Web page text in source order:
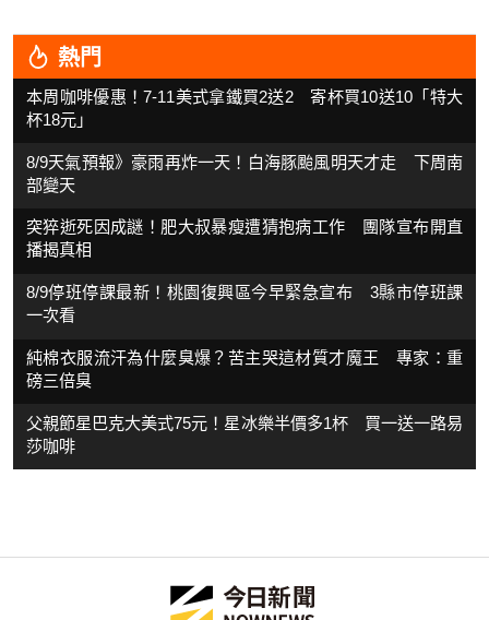
熱門
本周咖啡優惠！7-11美式拿鐵買2送2 寄杯買10送10「特大
杯18元」
8/9天氣預報》豪雨再炸一天！白海豚颱風明天才走 下周南
部變天
突猝逝死因成謎！肥大叔暴瘦遭猜抱病工作 團隊宣布開直
播揭真相
8/9停班停課最新！桃園復興區今早緊急宣布 3縣市停班課
一次看
純棉衣服流汗為什麼臭爆？苦主哭這材質才魔王 專家：重
磅三倍臭
父親節星巴克大美式75元！星冰樂半價多1杯 買一送一路易
莎咖啡